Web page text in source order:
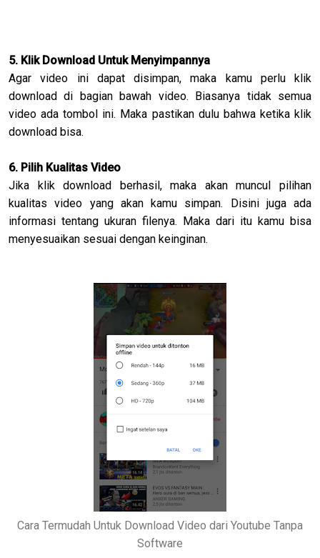
5. Klik Download Untuk Menyimpannya
Agar video ini dapat disimpan, maka kamu perlu klik
download di bagian bawah video. Biasanya tidak semua
video ada tombol ini. Maka pastikan dulu bahwa ketika klik
download bisa.
6. Pilih Kualitas Video
Jika klik download berhasil, maka akan muncul pilihan
kualitas video yang akan kamu simpan. Disini juga ada
informasi tentang ukuran filenya. Maka dari itu kamu bisa
menyesuaikan sesuai dengan keinginan.
Cara Termudah Untuk Download Video dari Youtube Tanpa
Software